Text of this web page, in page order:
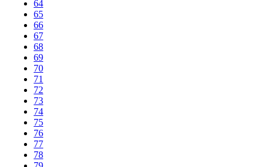
64
65
66
67
68
69
70
71
72
73
74
75
76
77
78